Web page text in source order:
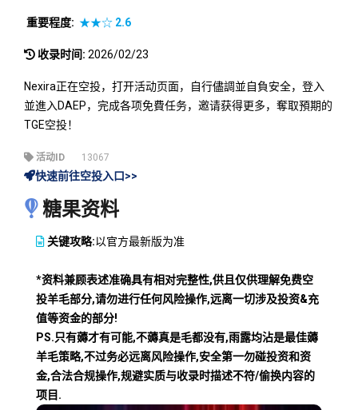
重要程度: ★★☆ 2.6
收录时间: 2026/02/23
Nexira正在空投，打开活动页面，自行儘調並自負安全，登入
並進入DAEP，完成各项免費任务，邀请获得更多，奪取預期的
TGE空投！
活动ID 13067
快速前往空投入口>>
糖果资料
关键攻略:以官方最新版为准
*资料兼顾表述准确具有相对完整性,供且仅供理解免费空
投羊毛部分,请勿进行任何风险操作,远离一切涉及投资&充
值等资金的部分!
PS.只有薅才有可能,不薅真是毛都没有,雨露均沾是最佳薅
羊毛策略,不过务必远离风险操作,安全第一勿碰投资和资
金,合法合规操作,规避实质与收录时描述不符/偷换内容的
项目.